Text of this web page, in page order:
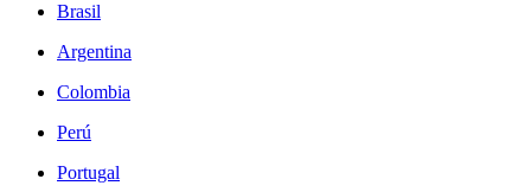
Brasil
Argentina
Colombia
Perú
Portugal